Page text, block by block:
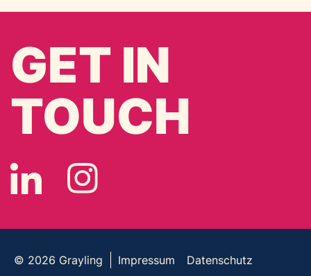
GET IN
TOUCH
© 2026 Grayling Impressum
Datenschutz